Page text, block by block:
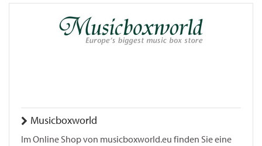
Musicboxworld
Im Online Shop von musicboxworld.eu finden Sie eine